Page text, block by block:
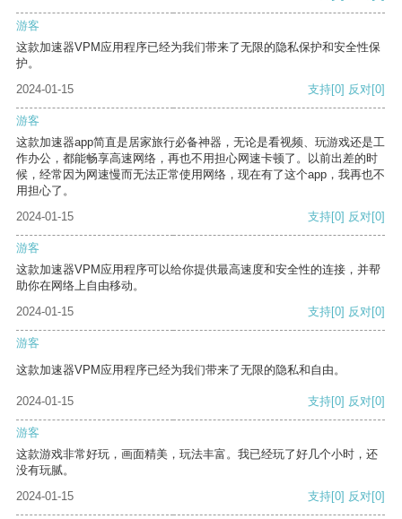
游客
这款加速器VPM应用程序已经为我们带来了无限的隐私保护和安全性保
护。
2024-01-15
支持[0] 反对[0]
游客
这款加速器app简直是居家旅行必备神器，无论是看视频、玩游戏还是工
作办公，都能畅享高速网络，再也不用担心网速卡顿了。以前出差的时
候，经常因为网速慢而无法正常使用网络，现在有了这个app，我再也不
用担心了。
2024-01-15
支持[0] 反对[0]
游客
这款加速器VPM应用程序可以给你提供最高速度和安全性的连接，并帮
助你在网络上自由移动。
2024-01-15
支持[0] 反对[0]
游客
这款加速器VPM应用程序已经为我们带来了无限的隐私和自由。
2024-01-15 支持[0] 反对[0]
游客
这款游戏非常好玩，画面精美，玩法丰富。我已经玩了好几个小时，还
没有玩腻。
2024-01-15
支持[0] 反对[0]